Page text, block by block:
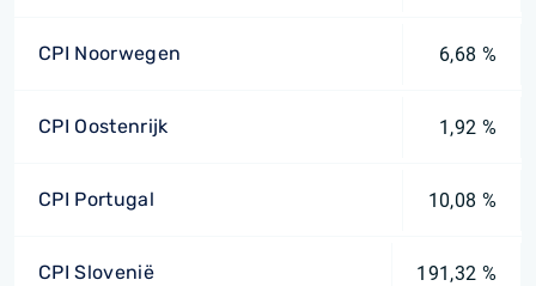
CPI Noorwegen 6,68 %
CPI Oostenrijk 1,92 %
CPI Portugal 10,08 %
CPI Slovenië 191,32 %